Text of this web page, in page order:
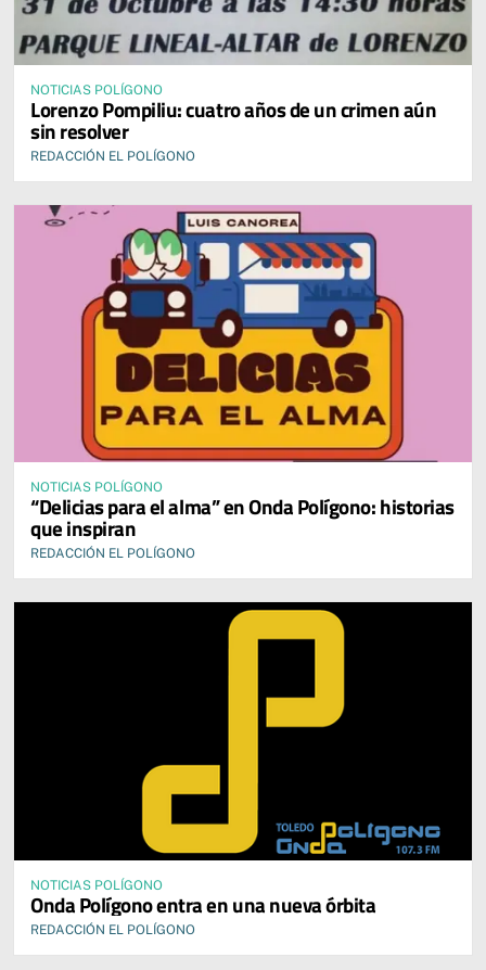
NOTICIAS POLÍGONO
Lorenzo Pompiliu: cuatro años de un crimen aún
sin resolver
REDACCIÓN EL POLÍGONO
NOTICIAS POLÍGONO
“Delicias para el alma” en Onda Polígono: historias
que inspiran
REDACCIÓN EL POLÍGONO
NOTICIAS POLÍGONO
Onda Polígono entra en una nueva órbita
REDACCIÓN EL POLÍGONO